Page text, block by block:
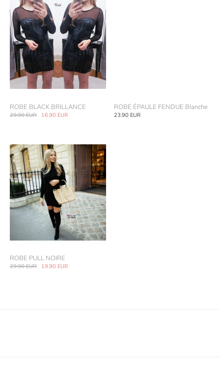
ROBE BLACK BRILLANCE
29.90EUR 16.90 EUR
ROBE ÉPAULE FENDUE Blanche
23.90 EUR
ROBE PULL NOIRE
29.90EUR 19.90 EUR